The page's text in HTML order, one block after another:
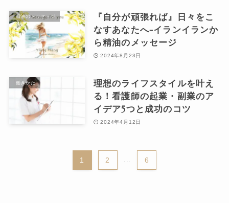
精油のメッセージ
『自分が頑張れば』日々をこ
なすあなたへ-イランイランか
ら精油のメッセージ
2024年8月23日
働きかた
理想のライフスタイルを叶え
る！看護師の起業・副業のア
イデア5つと成功のコツ
2024年4月12日
1 2 6